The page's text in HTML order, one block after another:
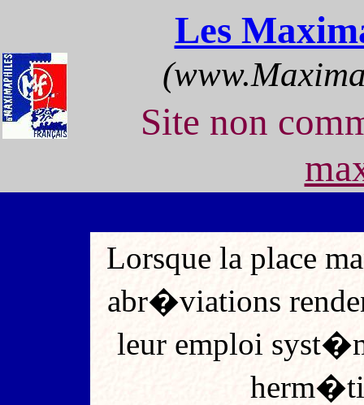
Les
Site non
Lorsque la place
abr�viations
leur emploi